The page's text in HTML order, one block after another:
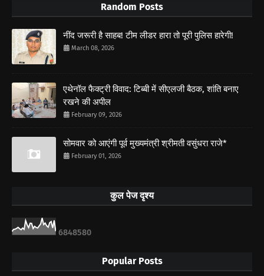
Random Posts
नींद जरूरी है साहब! टीम लीडर हारा तो पूरी पुलिस हारेगी!
March 08, 2026
एथेनॉल फैक्ट्री विवाद: टिब्बी में सीएलजी बैठक, शांति बनाए
रखने की अपील
February 09, 2026
सोमवार को आएंगी पूर्व मुख्यमंत्री श्रीमती वसुंधरा राजे*
February 01, 2026
कुल पेज दृश्य
6848580
Popular Posts